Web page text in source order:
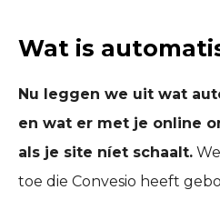
Wat is
Nu leggen we uit wat
en wat er met je online
als je site níet schaalt.
toe die Convesio heeft